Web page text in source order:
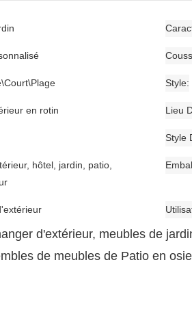
Style
en rotin Lieu
Style
hôtel, jardin, patio,